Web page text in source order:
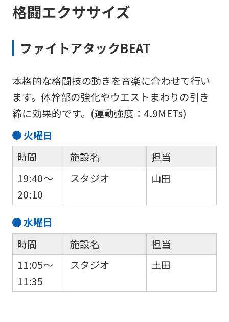
格闘エクササイズ
ファイトアタックBEAT
本格的な格闘技の動きを音楽に合わせて行い
ます。体幹部の強化やウエストまわりの引き
締に効果的です。(運動強度：4.9METs)
火曜日
時間
19:40～
20:10
施設名
スタジオ
担当
山田
水曜日
時間
11:05～
11:35
施設名
スタジオ
担当
土田